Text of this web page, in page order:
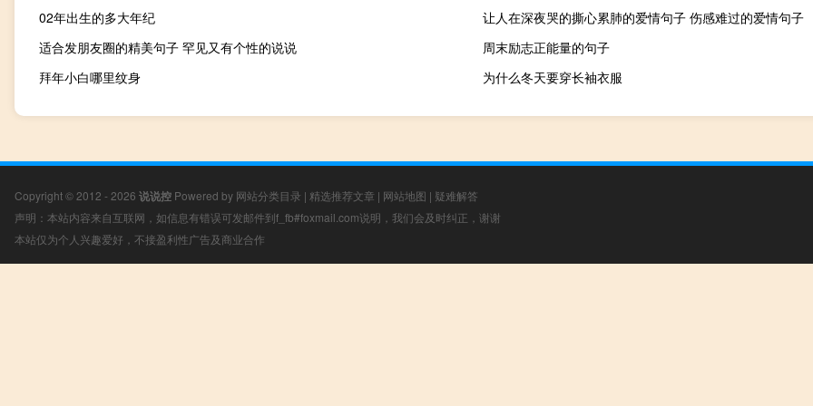
02年出生的多大年纪
让人在深夜哭的撕心累肺的爱情句子 伤感难过的爱情句子
适合发朋友圈的精美句子 罕见又有个性的说说
周末励志正能量的句子
拜年小白哪里纹身
为什么冬天要穿长袖衣服
Copyright © 2012 - 2026 说说控 Powered by 网站分类目录 | 精选推荐文章 | 网站地图 | 疑难解答
声明：本站内容来自互联网，如信息有错误可发邮件到f_fb#foxmail.com说明，我们会及时纠正，谢谢
本站仅为个人兴趣爱好，不接盈利性广告及商业合作